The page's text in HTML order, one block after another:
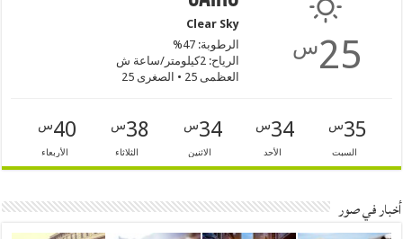
25س
Clear Sky
الرطوبة: 47%
الرياح: 2كيلومتر/ساعة ش
العظمى 25 • الصغرى 25
35س
السبت
34س
الأحد
34س
الاثنين
38س
الثلاثاء
40س
الأربعاء
أخبار في صور